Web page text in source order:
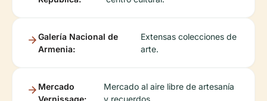
Galería Nacional de
Armenia:
Extensas colecciones de
arte.
Mercado
Vernissage:
Mercado al aire libre de artesanía
y recuerdos.